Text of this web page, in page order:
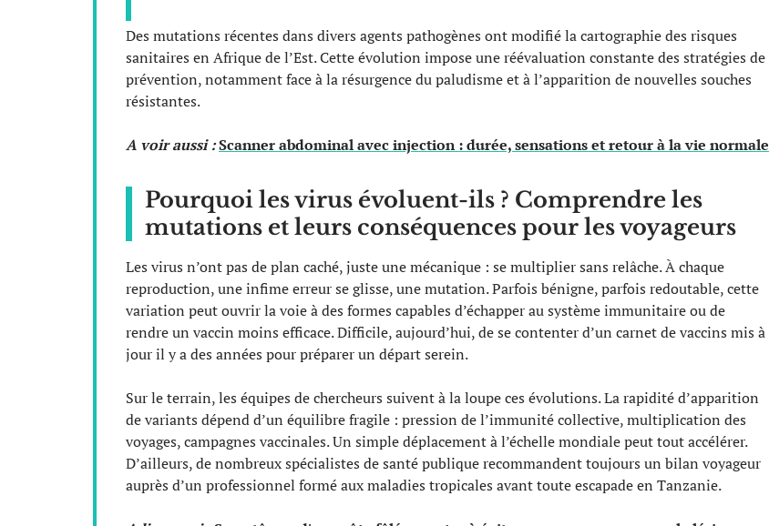
Des mutations récentes dans divers agents pathogènes ont modifié la cartographie des risques
sanitaires en Afrique de l’Est. Cette évolution impose une réévaluation constante des stratégies de
prévention, notamment face à la résurgence du paludisme et à l’apparition de nouvelles souches
résistantes.
A voir aussi :Scanner abdominal avec injection : durée, sensations et retour à la vie normale
Pourquoi les virus évoluent-ils ? Comprendre les
mutations et leurs conséquences pour les voyageurs
Les virus n’ont pas de plan caché, juste une mécanique : se multiplier sans relâche. À chaque
reproduction, une infime erreur se glisse, une mutation. Parfois bénigne, parfois redoutable, cette
variation peut ouvrir la voie à des formes capables d’échapper au système immunitaire ou de
rendre un vaccin moins efficace. Difficile, aujourd’hui, de se contenter d’un carnet de vaccins mis à
jour il y a des années pour préparer un départ serein.
Sur le terrain, les équipes de chercheurs suivent à la loupe ces évolutions. La rapidité d’apparition
de variants dépend d’un équilibre fragile : pression de l’immunité collective, multiplication des
voyages, campagnes vaccinales. Un simple déplacement à l’échelle mondiale peut tout accélérer.
D’ailleurs, de nombreux spécialistes de santé publique recommandent toujours un bilan voyageur
auprès d’un professionnel formé aux maladies tropicales avant toute escapade en Tanzanie.